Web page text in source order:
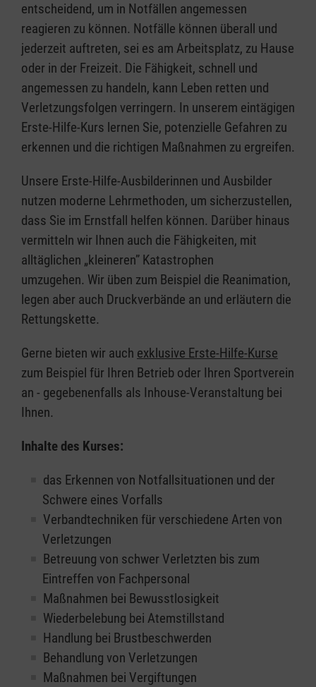
entscheidend, um in Notfällen angemessen
reagieren zu können. Notfälle können überall und
jederzeit auftreten, sei es am Arbeitsplatz, zu Hause
oder in der Freizeit. Die Fähigkeit, schnell und
angemessen zu handeln, kann Leben retten und
Verletzungsfolgen verringern. In unserem eintägigen
Erste-Hilfe-Kurs lernen Sie, potenzielle Gefahren zu
erkennen und die richtigen Maßnahmen zu ergreifen.
Unsere Erste-Hilfe-Ausbilderinnen und Ausbilder
nutzen moderne Lehrmethoden, um sicherzustellen,
dass Sie im Ernstfall helfen können. Darüber hinaus
vermitteln wir Ihnen auch die Fähigkeiten, mit
alltäglichen „kleineren” Katastrophen
umzugehen. Wir üben zum Beispiel die Reanimation,
legen aber auch Druckverbände an und erläutern die
Rettungskette.
Gerne bieten wir auch exklusive Erste-Hilfe-Kurse
zum Beispiel für Ihren Betrieb oder Ihren Sportverein
an - gegebenenfalls als Inhouse-Veranstaltung bei
Ihnen.
Inhalte des Kurses:
das Erkennen von Notfallsituationen und der
Schwere eines Vorfalls
Verbandtechniken für verschiedene Arten von
Verletzungen
Betreuung von schwer Verletzten bis zum
Eintreffen von Fachpersonal
Maßnahmen bei Bewusstlosigkeit
Wiederbelebung bei Atemstillstand
Handlung bei Brustbeschwerden
Behandlung von Verletzungen
Maßnahmen bei Vergiftungen